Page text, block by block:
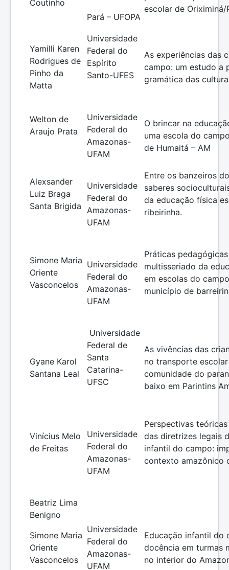
Coutinho
Pará – UFOPA
escolar de Oriximiná/
Yamilli Karen
Rodrigues de
Pinho da
Matta
Universidade
Federal do
Espírito
Santo-UFES
As experiências das
campo: um estudo a
gramática das
Welton de
Araujo Prata
Universidade
Federal do
Amazonas-
UFAM
O brincar na
uma escola do
de Humaitá – AM
Alexsander
Luiz Braga
Santa Brigida
Universidade
Federal do
Amazonas-
UFAM
Entre os banzeiros
saberes
da educação física
ribeirinha.
Simone Maria
Oriente
Vasconcelos
Universidade
Federal do
Amazonas-
UFAM
Práticas
multisseriado da
em escolas do
município de
Gyane Karol
Santana Leal
Universidade
Federal de
Santa
Catarina-
UFSC
As vivências das
no transporte
comunidade do
baixo em Parintins
Vinícius Melo
de Freitas
Universidade
Federal do
Amazonas-
UFAM
Perspectivas
das diretrizes legais
infantil do campo:
contexto amazônico
Beatriz Lima
Benigno
Simone Maria
Oriente
Vasconcelos
Universidade
Federal do
Amazonas-
UFAM
Educação infantil do
docência em turmas
no interior do